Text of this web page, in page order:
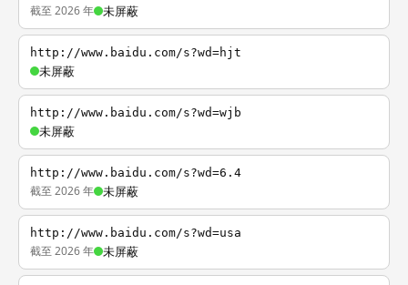
截至 2026 年 未屏蔽
http://www.baidu.com/s?wd=hjt
未屏蔽
http://www.baidu.com/s?wd=wjb
未屏蔽
http://www.baidu.com/s?wd=6.4
截至 2026 年 未屏蔽
http://www.baidu.com/s?wd=usa
截至 2026 年 未屏蔽